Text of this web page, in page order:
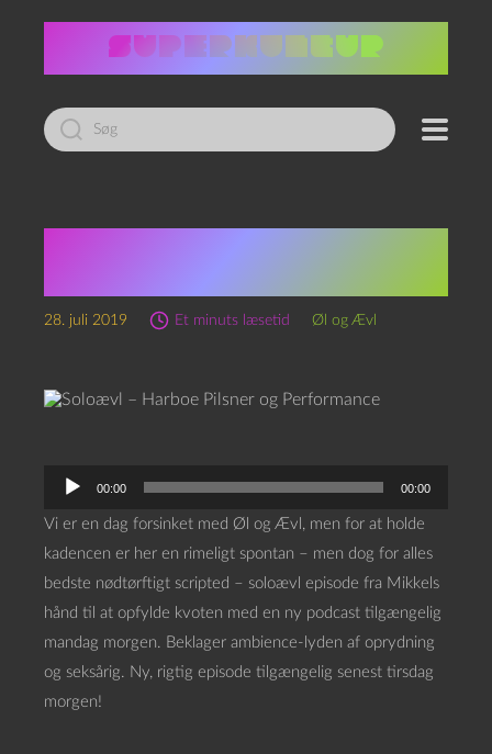
Led
efter:
28. juli 2019 Et minuts læsetid Øl og Ævl
00:00 00:00
Vi er en dag forsinket med Øl og Ævl, men for at holde
kadencen er her en rimeligt spontan – men dog for alles
bedste nødtørftigt scripted – soloævl episode fra Mikkels
hånd til at opfylde kvoten med en ny podcast tilgængelig
mandag morgen. Beklager ambience-lyden af oprydning
og seksårig. Ny, rigtig episode tilgængelig senest tirsdag
morgen!